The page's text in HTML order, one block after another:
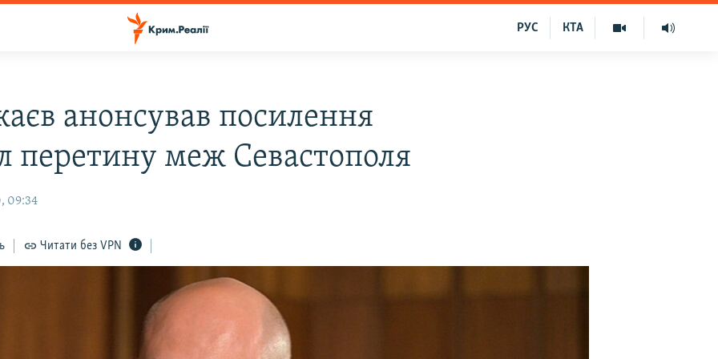
КТА
РУС
анонсував посилення
перетину меж Севастополя
09:34
Читати без VPN